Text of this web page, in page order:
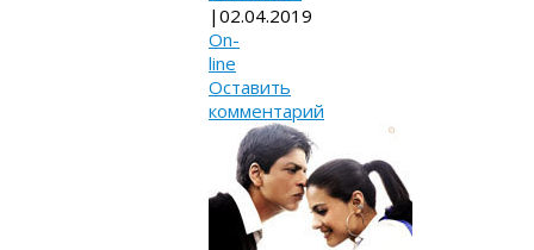
| 02.04.2019
On-
line
Оставить
комментарий